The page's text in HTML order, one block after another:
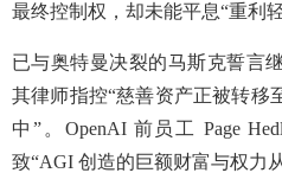
最终控制权，却未能平息“重利
已与奥特曼决裂的马斯克誓言
其律师指控“慈善资产正被转移
中”。OpenAI 前员工 Page
致“AGI 创造的巨额财富与权力